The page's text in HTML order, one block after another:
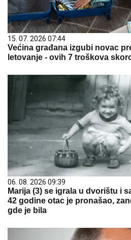
15. 07. 2026 07:44
Većina građana izgubi novac
letovanje - ovih 7 troškova
06. 08. 2026 09:39
Marija (3) se igrala u dvorištu i
42 godine otac je pronašao,
gde je bila